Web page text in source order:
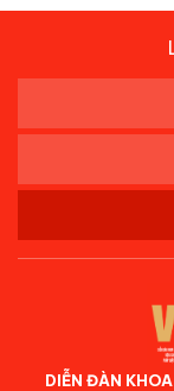
DIỄN ĐÀN